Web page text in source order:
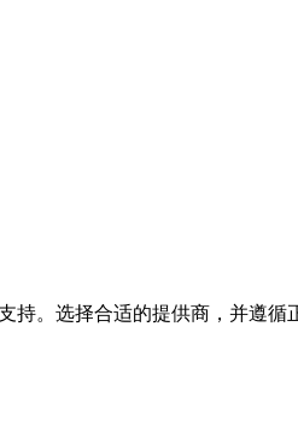
。选择合适的提供商，并遵